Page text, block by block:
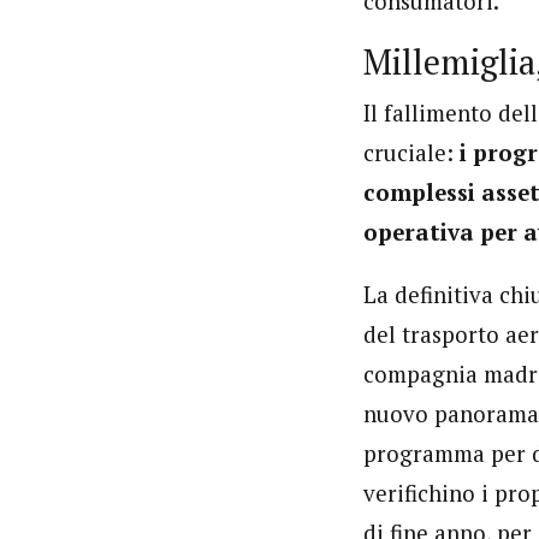
Il fallimento
cruciale: i
complessi
operativa per
La definitiva
del trasporto
compagnia
nuovo
programma per
verifichino i
di fine anno,